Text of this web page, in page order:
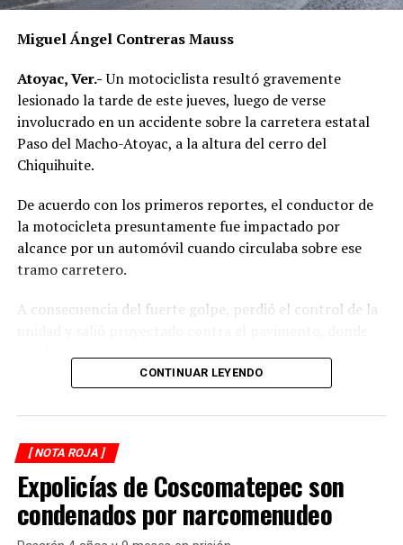
Miguel Ángel Contreras Mauss
Atoyac, Ver.-Un motociclista resultó gravemente
lesionado la tarde de este jueves, luego de verse
involucrado en un accidente sobre la carretera estatal
Paso del Macho-Atoyac, a la altura del cerro del
Chiquihuite.
De acuerdo con los primeros reportes, el conductor de
la motocicleta presuntamente fue impactado por
alcance por un automóvil cuando circulaba sobre ese
tramo carretero.
A consecuencia del fuerte golpe, perdió el control de la
Testigos del accidente solicitaron de inmediato el apoyo
de los cuerpos de emergencia al percatarse de que el
asfáltica, mientras otros automovilistas redujeron la
velocidad para evitar otro percance.
Al sitio arribaron paramédicos de Protección Civil de
Atoyac, quienes brindaron los primeros auxilios al
CONTINUAR LEYENDO
[ NOTA ROJA ]
Expolicías de Coscomatepec son
condenados por narcomenudeo